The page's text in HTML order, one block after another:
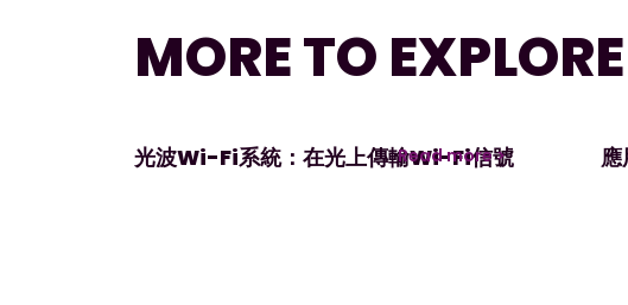
MORE TO EXPLORE
光波Wi-Fi系統：在光上傳輸Wi-Fi信號
Read more > 應